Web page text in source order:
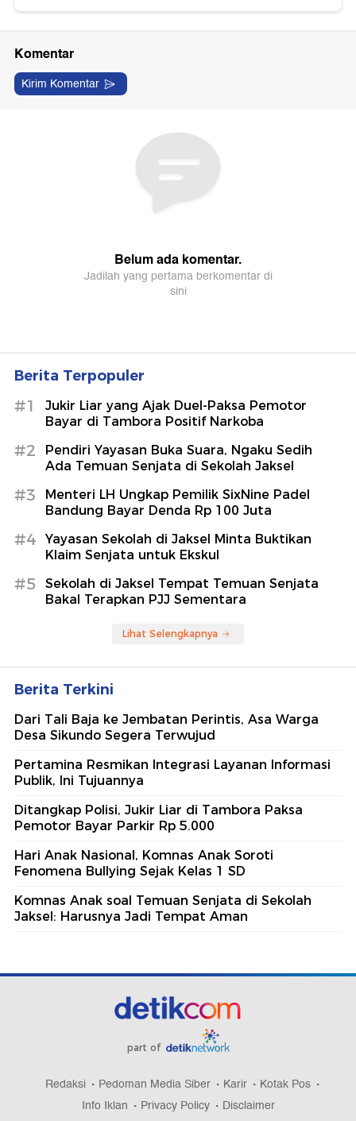
Berita Terpopuler
#1
Jukir Liar yang Ajak Duel-Paksa Pemotor
Bayar di Tambora Positif Narkoba
#2
Pendiri Yayasan Buka Suara, Ngaku Sedih
Ada Temuan Senjata di Sekolah Jaksel
#3
Menteri LH Ungkap Pemilik SixNine Padel
Bandung Bayar Denda Rp 100 Juta
#4
Yayasan Sekolah di Jaksel Minta Buktikan
Klaim Senjata untuk Ekskul
#5
Sekolah di Jaksel Tempat Temuan Senjata
Bakal Terapkan PJJ Sementara
Lihat Selengkapnya
Berita Terkini
Dari Tali Baja ke Jembatan Perintis, Asa Warga
Desa Sikundo Segera Terwujud
Pertamina Resmikan Integrasi Layanan Informasi
Publik, Ini Tujuannya
Ditangkap Polisi, Jukir Liar di Tambora Paksa
Pemotor Bayar Parkir Rp 5.000
Hari Anak Nasional, Komnas Anak Soroti
Fenomena Bullying Sejak Kelas 1 SD
Komnas Anak soal Temuan Senjata di Sekolah
Jaksel: Harusnya Jadi Tempat Aman
part of
Redaksi Pedoman Media Siber Karir
Kotak Pos
Info Iklan
Privacy Policy Disclaimer